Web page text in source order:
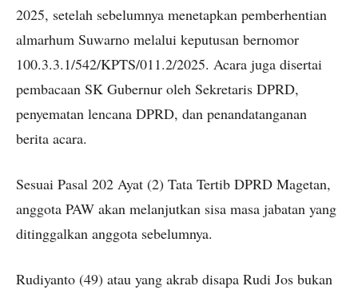
2025, setelah sebelumnya menetapkan pemberhentian
almarhum Suwarno melalui keputusan bernomor
100.3.3.1/542/KPTS/011.2/2025. Acara juga disertai
pembacaan SK Gubernur oleh Sekretaris DPRD,
penyematan lencana DPRD, dan penandatanganan
berita acara.
Sesuai Pasal 202 Ayat (2) Tata Tertib DPRD Magetan,
anggota PAW akan melanjutkan sisa masa jabatan yang
ditinggalkan anggota sebelumnya.
Rudiyanto (49) atau yang akrab disapa Rudi Jos bukan